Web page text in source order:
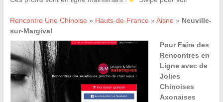
Rencontre Une Chinoise » Hauts-de-France » Aisne » Neuville-
sur-Margival
Pour Faire des
Rencontres en
Ligne avec de
Jolies
Chinoises
Axonaises